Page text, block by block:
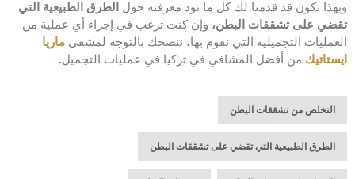
وبهذا نكون قد قدمنا لك كل ما تود معرفته حول
الطرق الطبيعية التي
تقضي على تشققات البطن، وإن كنت ترغب في إجراء أي عملية من
العمليات التجميلية التي نقوم بها، ننصحك بالتوجه لمشفى ماريا
ايستاتيك من أفضل المشافي في تركيا في عمليات التجميل.
التخلص من تشققات البطن
الطرق الطبيعية التي تقضي على تشققات البطن